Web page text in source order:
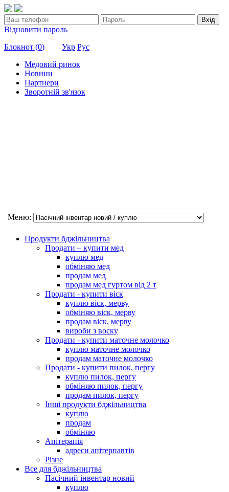
Вхід
Відновити пароль
Блокнот (0) Укр Рус
Медовий ринок
Новини
Партнери
Зворотній зв'язок
Меню:
Продукти бджільництва
Продати – купити мед
куплю мед
обміняю мед
продам мед
продам мед гуртом від 2 т
Продати - купити віск
куплю віск, мерву
обміняю віск, мерву
продам віск, мерву
вироби з воску
Продати - купити маточне молочко
куплю маточне молочко
продам маточне молочко
Продати - купити пилок, пергу
куплю пилок, пергу
обміняю пилок, пергу
продам пилок, пергу
Інші продукти бджільництва
куплю
продам
обміняю
Апітерапія
адреси апітерпавтів
Різне
Все для бджільництва
Пасічний інвентар новий
куплю